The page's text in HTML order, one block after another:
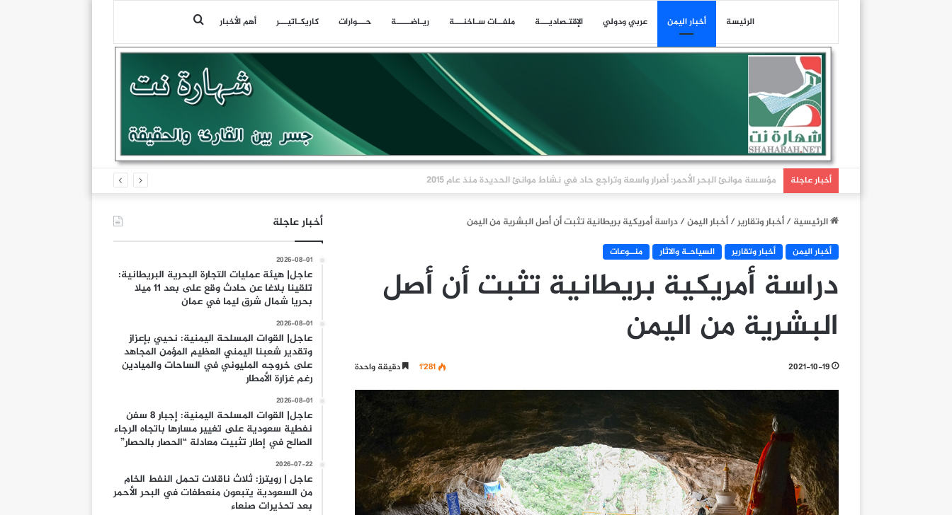
الرئيسة أخبار اليمن عربي ودولي اﻹقتـصاديـــة ملفــات سـاخنـــة ريـاضـــــة حـــوارات كاريكـاتيـــر أهم الأخبار بحث
أخبار عاجلة عاجل| هيئة عمليات التجارة البحرية البريطانية: تلقينا بلاغا عن حادث وقع على بعد 11 ميلا بحريا شمال شرق ليما في عمان
الرئيسية/أخبار وتقارير/أخبار اليمن/دراسة أمريكية بريطانية تثبت أن أصل البشرية من اليمن
أخبار اليمن أخبار وتقارير السياحـة والاثار منــوعات
دراسة أمريكية بريطانية تثبت أن أصل
البشرية من اليمن
2021-10-19 1٬281 دقيقة واحدة
أخبار عاجلة
2026-08-01
عاجل| هيئة عمليات التجارة البحرية البريطانية:
تلقينا بلاغا عن حادث وقع على بعد 11 ميلا
بحريا شمال شرق ليما في عمان
2026-08-01
عاجل| القوات المسلحة اليمنية: نحيي بإعزاز
وتقدير شعبنا اليمني العظيم المؤمن المجاهد
على خروجه المليوني في الساحات والميادين
رغم غزارة الأمطار
2026-08-01
عاجل| القوات المسلحة اليمنية: إجبار 8 سفن
نفطية سعودية على تغيير مسارها باتجاه الرجاء
الصالح في إطار تثبيت معادلة “الحصار بالحصار”
2026-07-22
عاجل | رويترز: ثلاث ناقلات تحمل النفط الخام
من السعودية يتبعون منعطفات في البحر الأحمر
بعد تحذيرات صنعاء